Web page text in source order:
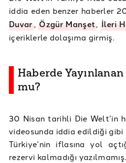
iddia eden benzer haberler
Duvar,Özgür Manşet,İleri
içeriklerle dolaşıma girmiş.
Haberde
mu?
30 Nisan tarihli Die Welt’in
videosunda iddia edildiği gibi
Türkiye’nin iflasına yol
rezervi kalmadığı